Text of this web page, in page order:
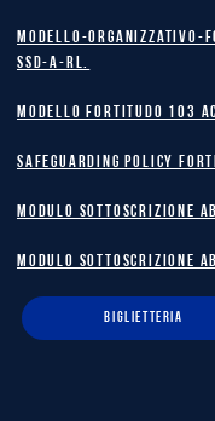
Modello-Organizzativo-
SSD-A-RL.
MODELLO FORTITUDO 103
safeguarding policy
MODULO SOTTOSCRIZIONE
MODULO SOTTOSCRIZIONE
BIGLIETTERIA